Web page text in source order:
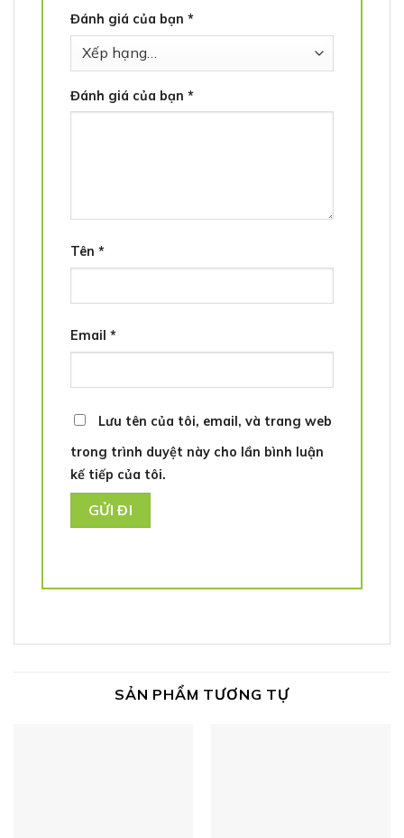
Đánh giá của bạn *
Đánh giá của bạn *
Tên *
Email *
Lưu tên của tôi, email, và trang web
trong trình duyệt này cho lần bình luận
kế tiếp của tôi.
SẢN PHẨM TƯƠNG TỰ